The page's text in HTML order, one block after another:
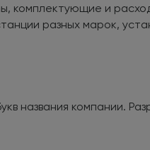
комплектующие и
разных марок,
названия компании.